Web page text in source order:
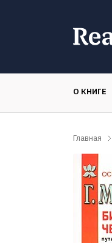
О КНИГЕ
Главная